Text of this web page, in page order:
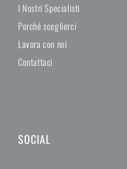
I Nostri Specialisti
Perché sceglierci
Lavora con noi
Contattaci
SOCIAL